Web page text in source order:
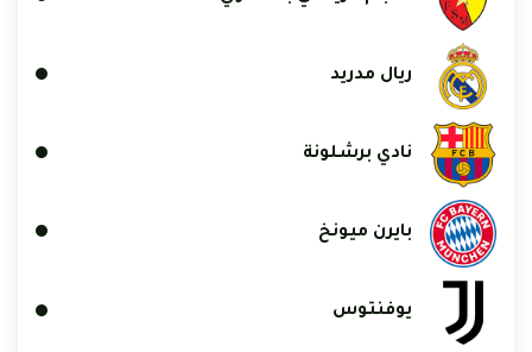
ريال مدريد
نادي برشلونة
بايرن ميونخ
يوفنتوس